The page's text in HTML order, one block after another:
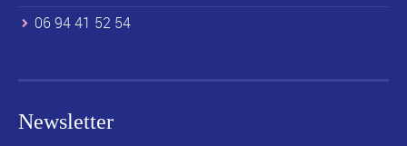
06 94 41 52 54
Newsletter